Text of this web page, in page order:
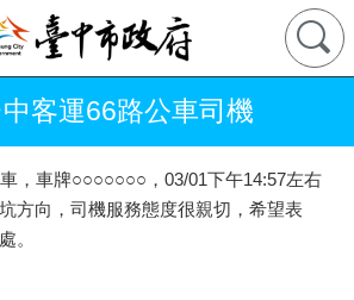
客運66路公車司機
，車牌○○○○○○○，03/01下午14:57左右
方向，司機服務態度很親切，希望表
。